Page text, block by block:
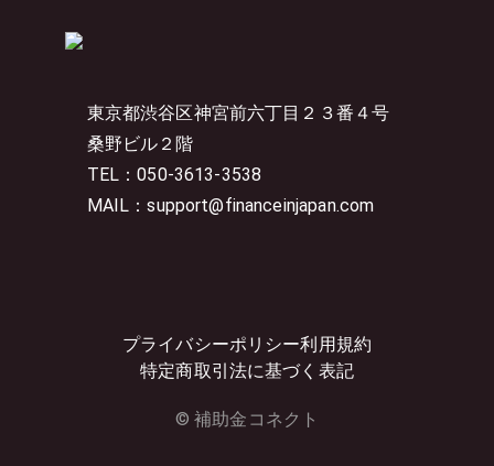
東京都渋谷区神宮前六丁目２３番４号
桑野ビル２階
TEL：050-3613-3538
MAIL：support@financeinjapan.com
プライバシーポリシー利用規約
特定商取引法に基づく表記
© 補助金コネクト